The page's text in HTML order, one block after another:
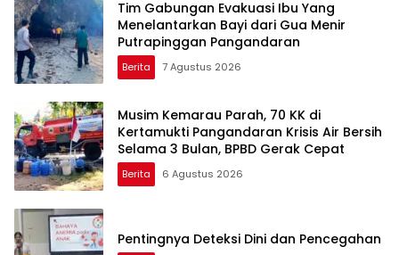
Tim Gabungan Evakuasi Ibu Yang
Menelantarkan Bayi dari Gua Menir
Putrapinggan Pangandaran
Berita 7 Agustus 2026
Musim Kemarau Parah, 70 KK di
Kertamukti Pangandaran Krisis Air Bersih
Selama 3 Bulan, BPBD Gerak Cepat
Berita 6 Agustus 2026
Pentingnya Deteksi Dini dan Pencegahan